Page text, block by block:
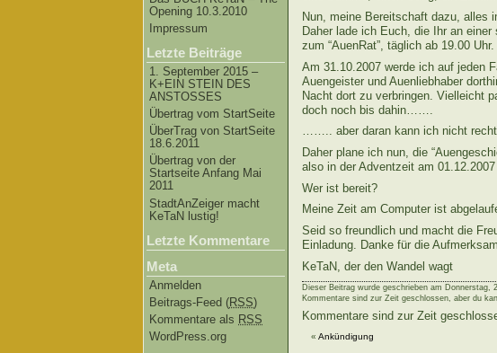
Opening 10.3.2010
Impressum
Letzte Beiträge
1. September 2015 –
K+EIN STEIN DES
ANSTOSSES
Übertrag vom StartSeite
ÜberTrag von StartSeite
18.6.2011
Übertrag von der
Startseite Anfang Mai
2011
StadtAnZeiger macht
KeTaN lustig!
Letzte Kommentare
Meta
Anmelden
Beitrags-Feed (RSS)
Kommentare als RSS
WordPress.org
Nun, meine Bereitschaft dazu, alles
Daher lade ich Euch, die Ihr an
zum “AuenRat”, täglich ab 19.00
Am 31.10.2007 werde ich auf jeden
Auengeister und Auenliebhaber
Nacht dort zu verbringen. Vielleicht
doch noch bis dahin…….
…….. aber daran kann ich nicht recht
Daher plane ich nun, die
also in der Adventzeit am
Wer ist bereit?
Meine Zeit am Computer ist
Seid so freundlich und macht die
Einladung. Danke für die
KeTaN, der den Wandel wagt
Dieser Beitrag wurde geschrieben am Donnerstag,
Kommentare sind zur Zeit geschlossen, aber du
Kommentare sind zur Zeit
« Ankündigung